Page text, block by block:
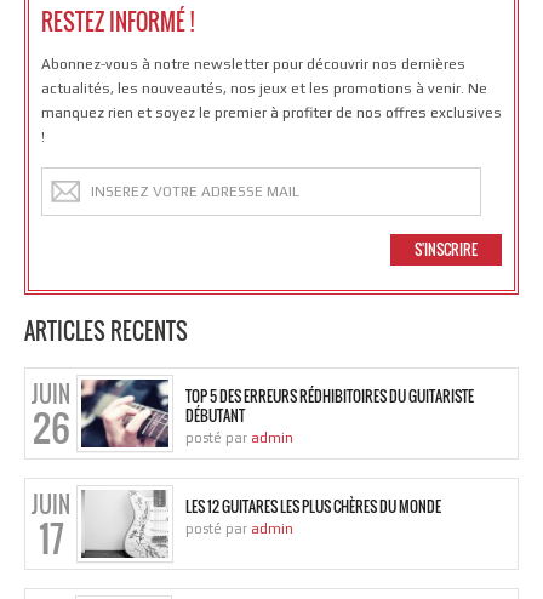
RESTEZ INFORMÉ !
Abonnez-vous à notre newsletter pour découvrir nos dernières
actualités, les nouveautés, nos jeux et les promotions à venir. Ne
manquez rien et soyez le premier à profiter de nos offres exclusives
!
ARTICLES RECENTS
JUIN
26
TOP 5 DES ERREURS RÉDHIBITOIRES DU GUITARISTE
DÉBUTANT
posté par admin
JUIN
17
LES 12 GUITARES LES PLUS CHÈRES DU MONDE
posté par admin